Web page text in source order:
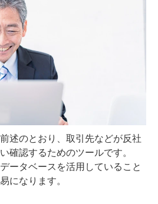
述のとおり、取引先などが反社
確認するためのツールです。
ータベースを活用していること
になります。